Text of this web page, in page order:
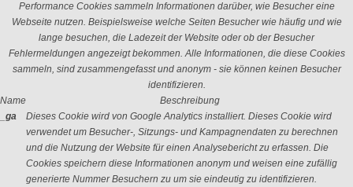
Performance Cookies sammeln Informationen darüber, wie Besucher eine
Webseite nutzen. Beispielsweise welche Seiten Besucher wie häufig und wie
lange besuchen, die Ladezeit der Website oder ob der Besucher
Fehlermeldungen angezeigt bekommen. Alle Informationen, die diese Cookies
sammeln, sind zusammengefasst und anonym - sie können keinen Besucher
identifizieren.
Name
Beschreibung
_ga
Dieses Cookie wird von Google Analytics installiert. Dieses Cookie wird
verwendet um Besucher-, Sitzungs- und Kampagnendaten zu berechnen
und die Nutzung der Website für einen Analysebericht zu erfassen. Die
Cookies speichern diese Informationen anonym und weisen eine zufällig
generierte Nummer Besuchern zu um sie eindeutig zu identifizieren.